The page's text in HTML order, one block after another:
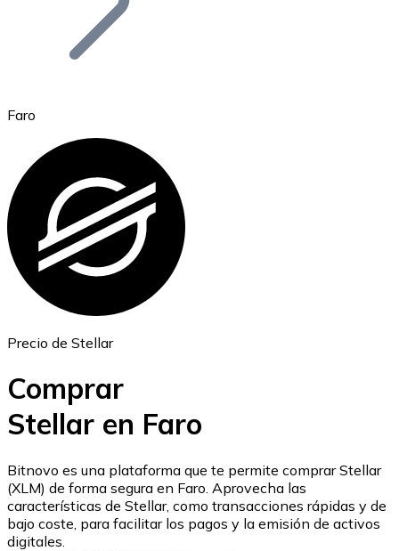
Ethereum
ETH
USD Coin
USDC
Faro
Precio de Stellar
Comprar
Stellar en Faro
Bitnovo es una plataforma que te permite comprar Stellar
(XLM) de forma segura en Faro. Aprovecha las
características de Stellar, como transacciones rápidas y de
bajo coste, para facilitar los pagos y la emisión de activos
digitales.